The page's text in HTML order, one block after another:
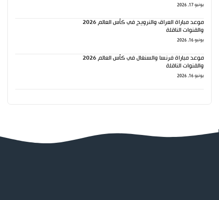
يونيو 17, 2026
موعد مباراة العراق والنرويج في كأس العالم 2026
والقنوات الناقلة
يونيو 16, 2026
موعد مباراة فرنسا والسنغال في كأس العالم 2026
والقنوات الناقلة
يونيو 16, 2026